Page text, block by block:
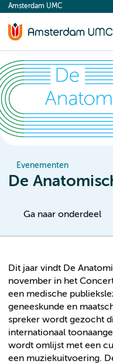
content
Amsterdam UMC
Evenementen
De
Ga naar onderdeel
Dit jaar vindt De
november in het
een medische
geneeskunde en
spreker wordt gezocht
internationaal
wordt omlijst met een
een muziekuitvoering.